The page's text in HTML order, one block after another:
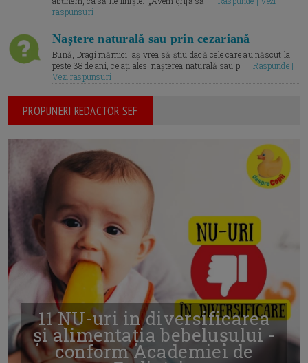
raspunsuri
Naștere naturală sau prin cezariană
Bună, Dragi mămici, aș vrea să știu dacă cele care au născut la
peste 38 de ani, ce ați ales: nașterea naturală sau p... |Raspunde |
Vezi raspunsuri
PROPUNERI REDACTOR SEF
11 NU-uri in diversificarea
și alimentația bebelușului -
conform Academiei de